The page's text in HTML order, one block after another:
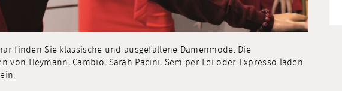
finden Sie klassische und ausgefallene Damenmode. Die
von Heymann, Cambio, Sarah Pacini, Sem per Lei oder Expresso laden